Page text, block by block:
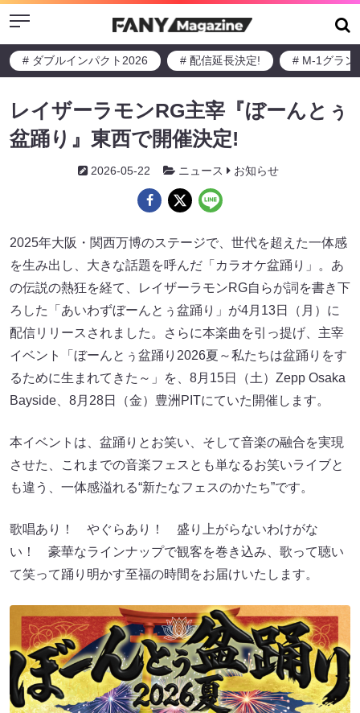
Menu
# ダブルインパクト2026 # 配信延長決定! # M-1グラン
レイザーラモンRG主宰『ぼーんとぅ
盆踊り』東西で開催決定!
2026-05-22 ニュース お知らせ
2025年大阪・関西万博のステージで、世代を超えた一体感
を生み出し、大きな話題を呼んだ「カラオケ盆踊り」。あ
の伝説の熱狂を経て、レイザーラモンRG自らが詞を書き下
ろした「あいわずぼーんとぅ盆踊り」が4月13日（月）に
配信リリースされました。さらに本楽曲を引っ提げ、主宰
イベント「ぼーんとぅ盆踊り2026夏～私たちは盆踊りをす
るために生まれてきた～」を、8月15日（土）Zepp Osaka
Bayside、8月28日（金）豊洲PITにていた開催します。
本イベントは、盆踊りとお笑い、そして音楽の融合を実現
させた、これまでの音楽フェスとも単なるお笑いライブと
も違う、一体感溢れる“新たなフェスのかたち”です。
歌唱あり！ やぐらあり！ 盛り上がらないわけがな
い！ 豪華なラインナップで観客を巻き込み、歌って聴い
て笑って踊り明かす至福の時間をお届けいたします。